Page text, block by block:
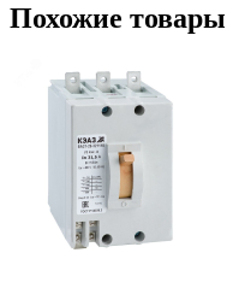
Похожие товары